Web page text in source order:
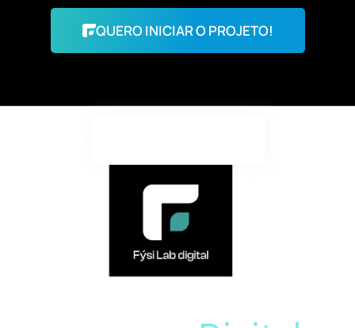
QUERO INICIAR O PROJETO!